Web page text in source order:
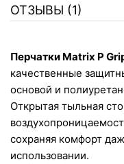
ОТЗЫВЫ (1)
Перчатки Matrix P
качественные
основой и
Открытая тыльная
сохраняя комфорт
использовании.